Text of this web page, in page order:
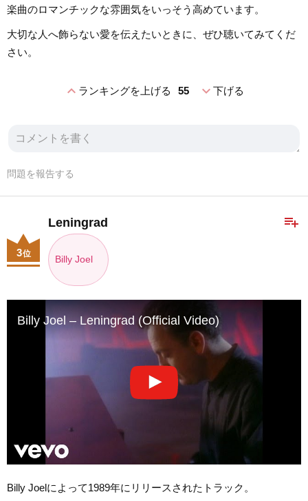
楽曲のロマンチックな雰囲気をいっそう高めています。
大切な人へ飾らない愛を伝えたいときに、ぜひ聴いてみてくだ
さい。
expand_lessランキングを上げる 55 expand_more下げる
問題を報告する
playlist_add
Leningrad
Billy Joel
3位
Billy Joel – Leningrad (Official Video)
Billy Joelによって1989年にリリースされたトラック。